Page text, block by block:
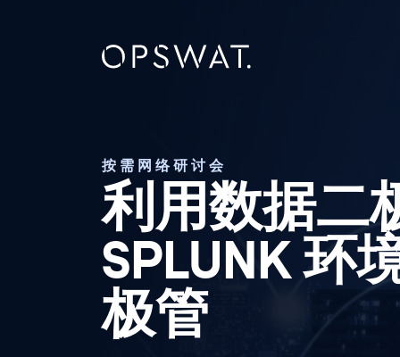
按需网络研讨会
利用数据二
SPLUNK 环
极管